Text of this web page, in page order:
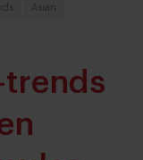
Asian
trends